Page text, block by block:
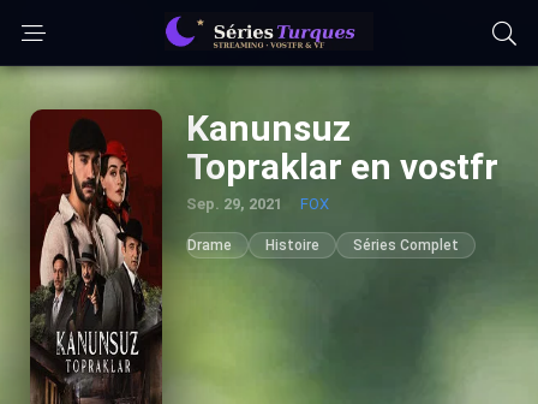
Kanunsuz
Topraklar en vostfr
Sep. 29, 2021 FOX
Drame Histoire Séries Complet